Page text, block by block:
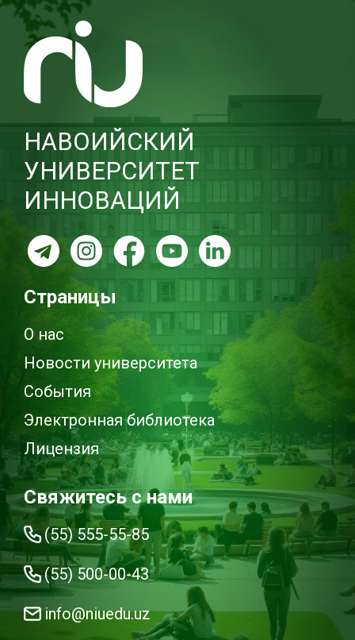
НАВОИЙСКИЙ
УНИВЕРСИТЕТ
ИННОВАЦИЙ
Страницы
О нас
Новости университета
События
Электронная библиотека
Лицензия
Свяжитесь с нами
(55) 555-55-85
(55) 500-00-43
info@niuedu.uz